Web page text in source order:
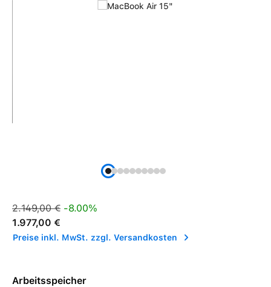
Bildergalerie überspringen
Verkaufspreis:
Regulärer Preis:
2.149,00 € -8.00%
1.977,00 €
Preise inkl. MwSt. zzgl. Versandkosten
Arbeitsspeicher